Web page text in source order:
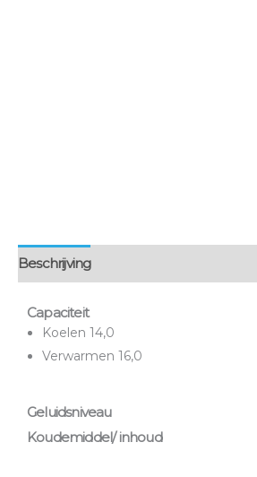
Beschrijving
Capaciteit
Koelen 14,0
Verwarmen 16,0
Geluidsniveau
Koudemiddel/ inhoud